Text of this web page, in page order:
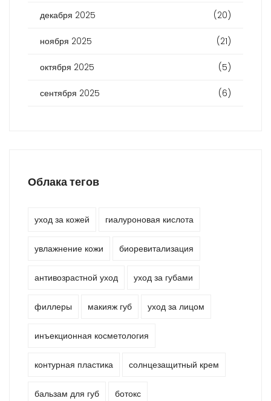
декабря 2025 (20)
ноября 2025 (21)
октября 2025 (5)
сентября 2025 (6)
Облака тегов
уход за кожей гиалуроновая кислота
увлажнение кожи биоревитализация
антивозрастной уход уход за губами
филлеры макияж губ уход за лицом
инъекционная косметология
контурная пластика солнцезащитный крем
бальзам для губ ботокс